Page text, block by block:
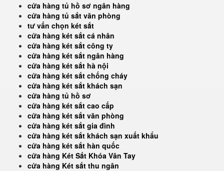
cửa hàng tủ hồ sơ ngân hàng
cửa hàng tủ sắt văn phòng
tư vấn chọn két sắt
cửa hàng két sắt cá nhân
cửa hàng két sắt công ty
cửa hàng két sắt ngân hàng
cửa hàng két sắt hà nội
cửa hàng két sắt chống cháy
cửa hàng két sắt khách sạn
cửa hàng tủ hồ sơ
cửa hàng két sắt cao cấp
cửa hàng két sắt văn phòng
cửa hàng két sắt gia đình
cửa hàng két sắt khách sạn xuất khẩu
cửa hàng két sắt hàn quốc
cửa hàng Két Sắt Khóa Vân Tay
cửa hàng Két sắt thu ngân